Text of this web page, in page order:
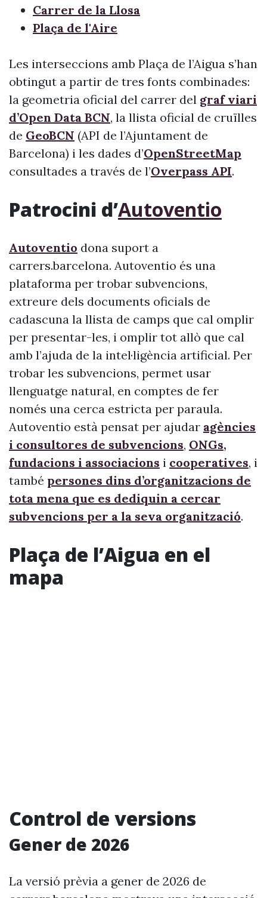
Carrer de la Llosa
Plaça de l'Aire
Les interseccions amb Plaça de l’Aigua s’han
obtingut a partir de tres fonts combinades:
la geometria oficial del carrer del graf viari
d’Open Data BCN, la llista oficial de cruïlles
de GeoBCN (API de l’Ajuntament de
Barcelona) i les dades d’OpenStreetMap
consultades a través de l’Overpass API.
Patrocini d’Autoventio
Autoventio dona suport a
carrers.barcelona. Autoventio és una
plataforma per trobar subvencions,
extreure dels documents oficials de
cadascuna la llista de camps que cal omplir
per presentar-les, i omplir tot allò que cal
amb l’ajuda de la intel·ligència artificial. Per
trobar les subvencions, permet usar
llenguatge natural, en comptes de fer
només una cerca estricta per paraula.
Autoventio està pensat per ajudar agències
i consultores de subvencions, ONGs,
fundacions i associacions i cooperatives, i
també persones dins d’organitzacions de
tota mena que es dediquin a cercar
subvencions per a la seva organització.
Plaça de l’Aigua en el
mapa
Control de versions
Gener de 2026
La versió prèvia a gener de 2026 de